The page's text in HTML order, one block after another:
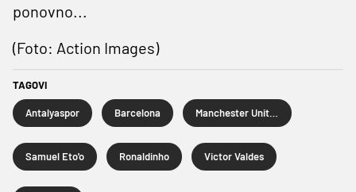
ponovno...
(Foto: Action Images)
TAGOVI
Antalyaspor Barcelona
Samuel Eto'o Ronaldinho Victor Valdes